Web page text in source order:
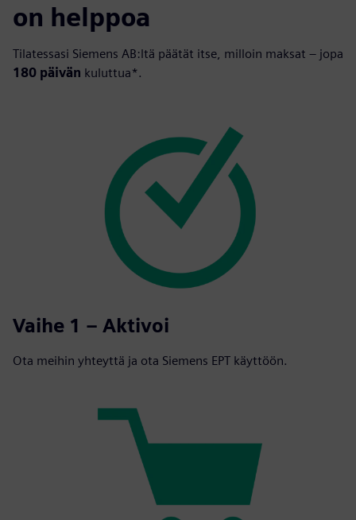
on helppoa
Tilatessasi Siemens AB:ltä päätät itse, milloin maksat – jopa
180 päivän kuluttua*.
Vaihe 1 – Aktivoi
Ota meihin yhteyttä ja ota Siemens EPT käyttöön.